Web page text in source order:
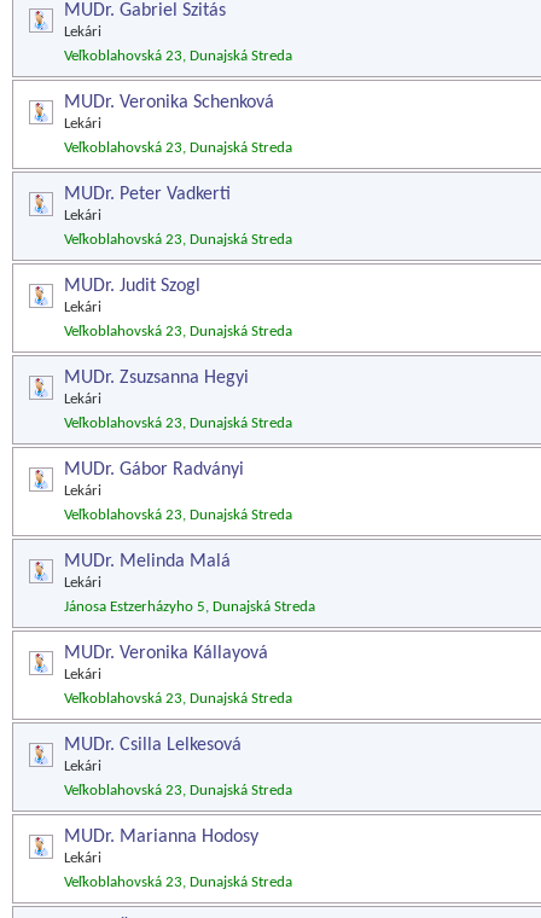
MUDr. Gabriel Szitás
Lekári
Veľkoblahovská 23, Dunajská Streda
MUDr. Veronika Schenková
Lekári
Veľkoblahovská 23, Dunajská Streda
MUDr. Peter Vadkerti
Lekári
Veľkoblahovská 23, Dunajská Streda
MUDr. Judit Szogl
Lekári
Veľkoblahovská 23, Dunajská Streda
MUDr. Zsuzsanna Hegyi
Lekári
Veľkoblahovská 23, Dunajská Streda
MUDr. Gábor Radványi
Lekári
Veľkoblahovská 23, Dunajská Streda
MUDr. Melinda Malá
Lekári
Jánosa Estzerházyho 5, Dunajská Streda
MUDr. Veronika Kállayová
Lekári
Veľkoblahovská 23, Dunajská Streda
MUDr. Csilla Lelkesová
Lekári
Veľkoblahovská 23, Dunajská Streda
MUDr. Marianna Hodosy
Lekári
Veľkoblahovská 23, Dunajská Streda